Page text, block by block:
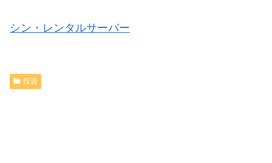
シン・レンタルサーバー
投資